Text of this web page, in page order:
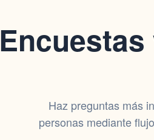
Haz preguntas más
personas mediante